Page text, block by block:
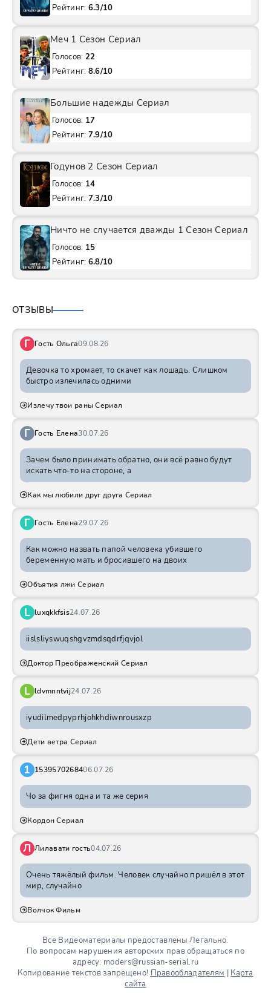
Рейтинг: 6.3/10
Меч 1 Сезон Сериал
Голосов: 22
Рейтинг: 8.6/10
Большие надежды Сериал
Голосов: 17
Рейтинг: 7.9/10
Годунов 2 Сезон Сериал
Голосов: 14
Рейтинг: 7.3/10
Ничто не случается дважды 1 Сезон Сериал
Голосов: 15
Рейтинг: 6.8/10
ОТЗЫВЫ
Г Гость Ольга09.08.26
Девочка то хромает, то скачет как лошадь. Слишком
быстро излечилась одними
Излечу твои раны Сериал
Г Гость Елена30.07.26
Зачем было принимать обратно, они всё равно будут
искать что-то на стороне, а
Как мы любили друг друга Сериал
Г Гость Елена29.07.26
Как можно назвать папой человека убившего
беременную мать и бросившего на двоих
Объятия лжи Сериал
L luxqkkfsis24.07.26
iislsliyswuqshgvzmdsqdrfjqvjol
Доктор Преображенский Сериал
L ldvmnntvij24.07.26
iyudilmedpyprhjohkhdiwnrousxzp
Дети ветра Сериал
1 1539570268406.07.26
Чо за фигня одна и та же серия
Кордон Сериал
Л Лилавати гость04.07.26
Очень тяжёлый фильм. Человек случайно пришёл в этот
мир, случайно
Волчок Фильм
Все Видеоматериалы предоставлены Легально.
По вопросам нарушения авторских прав обращаться по
адресу: moders@russian-serial.ru
Копирование текстов запрещено! Правообладателям
Карта
сайта